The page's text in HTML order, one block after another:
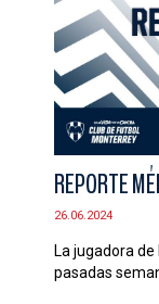
REPORTE
26.06.2024
La jugadora
pasadas